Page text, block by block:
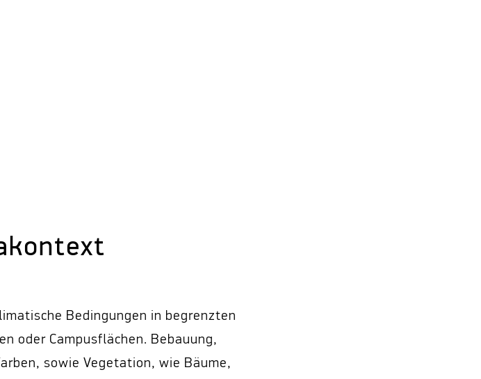
Bedingungen in begrenzten
oder Campusflächen. Bebauung,
sowie Vegetation, wie Bäume,